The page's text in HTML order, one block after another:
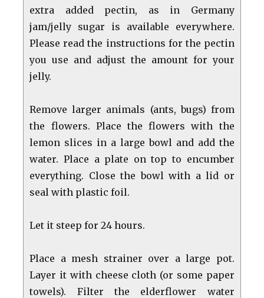
extra added pectin, as in Germany
jam/jelly sugar is available everywhere.
Please read the instructions for the pectin
you use and adjust the amount for your
jelly.
Remove larger animals (ants, bugs) from
the flowers. Place the flowers with the
lemon slices in a large bowl and add the
water. Place a plate on top to encumber
everything. Close the bowl with a lid or
seal with plastic foil.
Let it steep for 24 hours.
Place a mesh strainer over a large pot.
Layer it with cheese cloth (or some paper
towels). Filter the elderflower water